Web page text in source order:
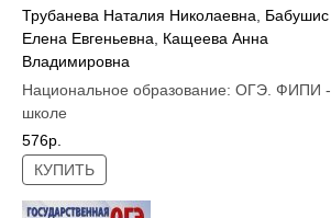
Трубанева Наталия Николаевна
Бабушис
Елена Евгеньевна
Кащеева Анна
Владимировна
Национальное образование: ОГЭ. ФИПИ -
школе
576р.
КУПИТЬ